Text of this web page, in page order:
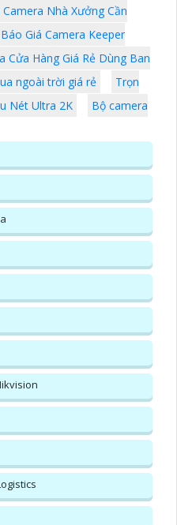
Camera Nhà Xưởng Cần
Báo Giá Camera Keeper
Cửa Hàng Giá Rẻ Dùng Ban
ngoài trời giá rẻ
Trọn
Nét Ultra 2K
Bộ camera